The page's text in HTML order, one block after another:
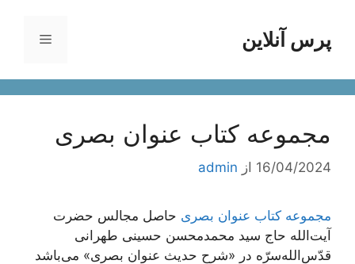
محتواپرس آنلاین فهرست
مجموعه کتاب عنوان بصری
16/04/2024 از admin
مجموعه کتاب عنوان بصری حاصل مجالس حضرت
آیت‌الله حاج سید محمدمحسن حسینی طهرانی
قدّس‌الله‌سرّه در «شرح حدیث عنوان بصری» می‌باشد